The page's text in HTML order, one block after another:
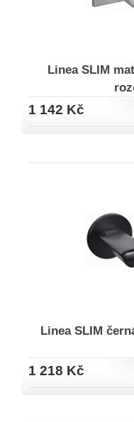
Linea SLIM
1 142 Kč
Linea SLIM
1 218 Kč